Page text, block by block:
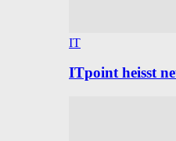
IT
ITpoint heisst